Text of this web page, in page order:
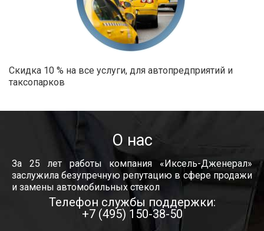
Скидка 10 % на все услуги, для автопредприятий и
таксопарков
О нас
За 25 лет работы компания «Иксель-Дженерал»
заслужила безупречную репутацию в сфере продажи
и замены автомобильных стекол
Телефон службы поддержки:
+7 (495) 150-38-50